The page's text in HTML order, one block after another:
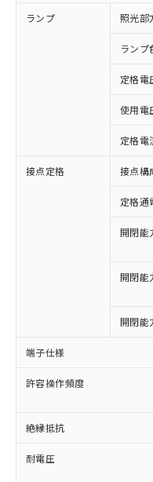
ランプ 照光部
ランプ
定格電
使用電
定格電
接点定格 接点構
定格通
開閉能
開閉能
開閉能
端子仕様
許容操作頻度
絶縁抵抗
耐電圧
ご利用条
以下の条件をお
本サービ
商品の当
(税抜)を
当社制御
本サービ
ことをご
在庫状況
記載して
タに基づ
覧された
準価格と
対応済み：
非含有に対応し
す。
対応予定：EU
有に対応した製
対応予定なし：
非含有に非対応
調査・確認中：
非含有の対応状
非該当品：ライ
害物質有無と関
仕入先様の事情
いたものが、含
むを得ず変更す
*EU RoHS指令（10物
鉛(Pb) 1000ppm以
六価クロム(Cr(Ⅵ))
類(PBB) 1000ppm以
「○」：最大均
基準値以下であ
「×」：最大均
基準値を超えて
「－」：未確認
*中国RoHS10物質の
Pb(鉛) :1000ppm、
Cr(Ⅵ)(六価クロム) :
当社は、
為替およ
（以下｢規
または国
可)を取得